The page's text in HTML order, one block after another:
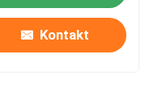
Kontakt